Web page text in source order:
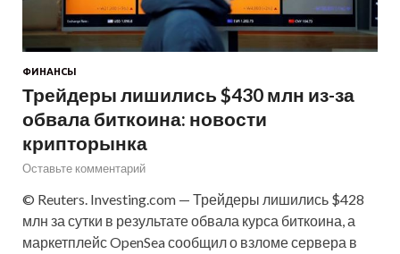
ФИНАНСЫ
Трейдеры лишились $430 млн из-за
обвала биткоина: новости
крипторынка
Оставьте комментарий
© Reuters. Investing.com — Трейдеры лишились $428
млн за сутки в результате обвала курса биткоина, а
маркетплейс OpenSea сообщил о взломе сервера в